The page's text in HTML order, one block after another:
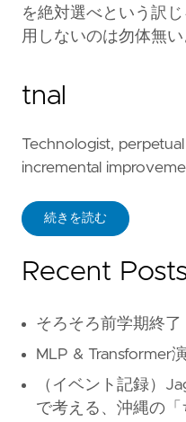
を絶対選べという訳
用しないのは勿体無い
tnal
Technologist,
incremental
続きを読む
Recent
そろそろ前学期終了
MLP & Transformer
（イベント記録）
で考える、沖縄の